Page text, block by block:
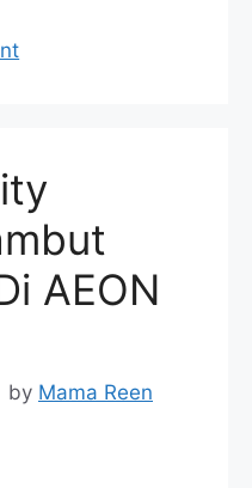
AEON
by Mama Reen